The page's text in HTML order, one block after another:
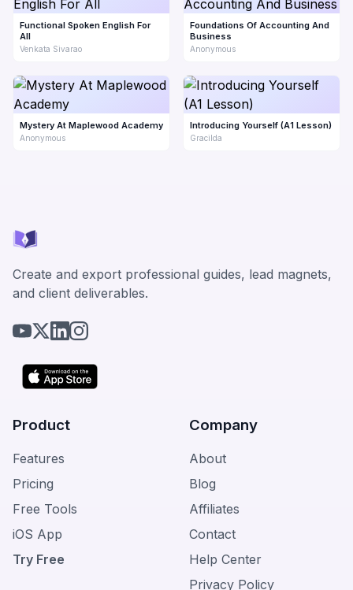
Functional Spoken English For
All
Venkata Sivarao
Foundations Of Accounting And
Business
Anonymous
Mystery At Maplewood Academy
Anonymous
Introducing Yourself (A1 Lesson)
Gracilda
Create and export professional guides, lead magnets,
and client deliverables.
Product
Features
Pricing
Free Tools
iOS App
Try Free
Company
About
Blog
Affiliates
Contact
Help Center
Privacy Policy